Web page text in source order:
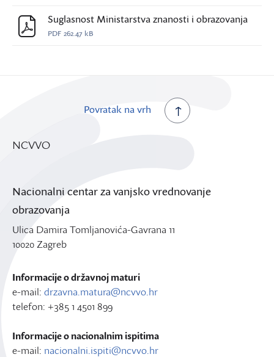
Suglasnost Ministarstva znanosti i obrazovanja
PDF 262.47 kB
Povratak na vrh
NCVVO
Nacionalni centar za vanjsko vrednovanje
obrazovanja
Ulica Damira Tomljanovića-Gavrana 11
10020 Zagreb
Informacije o državnoj maturi
e-mail: drzavna.matura@ncvvo.hr
telefon: +385 1 4501 899
Informacije o nacionalnim ispitima
e-mail: nacionalni.ispiti@ncvvo.hr